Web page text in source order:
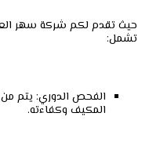
حيث تقدم لكم شركة سهر
تشمل:
الفحص الدوري: يتم من
المكيف وكفاءته.